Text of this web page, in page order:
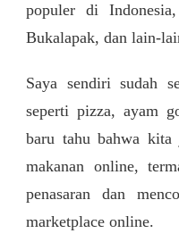
populer di
Bukalapak, dan lain-
Saya sendiri sudah
seperti pizza, ayam
baru tahu bahwa kita
makanan online,
penasaran dan
marketplace online.